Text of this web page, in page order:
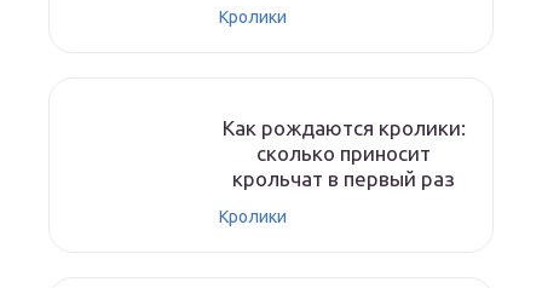
Кролики
Как рождаются кролики:
сколько приносит
крольчат в первый раз
Кролики